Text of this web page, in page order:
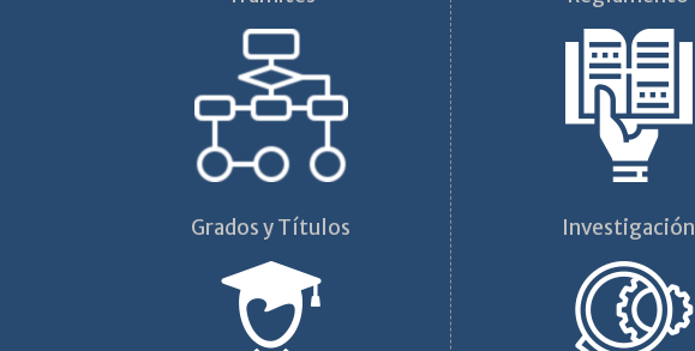
Grados y Títulos Investigación